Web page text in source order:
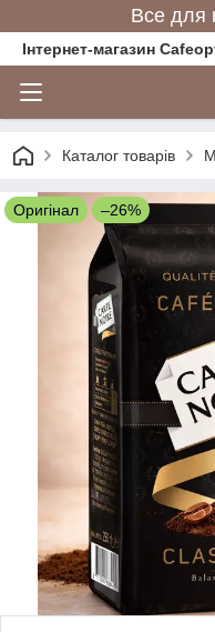
Все для
Інтернет-магазин
Каталог товарів
Оригінал –26%